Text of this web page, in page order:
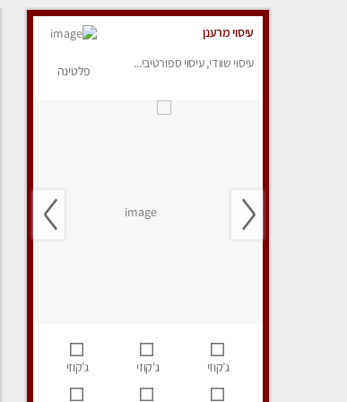
עיסוי מרענן
עיסוי שוודי, עיסוי ספורטיבי...
פלטינה
ג’קוזי ג’קוזי ג’קוזי